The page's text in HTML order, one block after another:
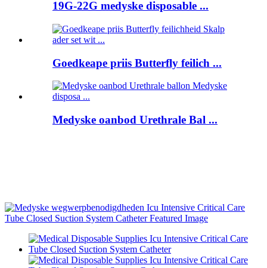
19G-22G medyske disposable ...
Goedkeape priis Butterfly feilich ...
Medyske oanbod Urethrale Bal ...